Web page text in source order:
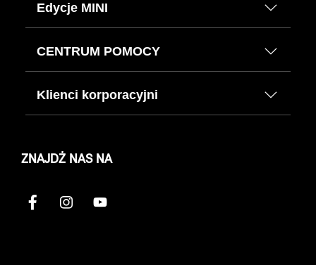
Edycje MINI
CENTRUM POMOCY
Klienci korporacyjni
ZNAJDŹ NAS NA